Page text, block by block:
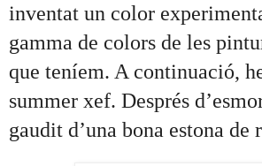
inventat un color
gamma de colors de les
que teníem. A continuació,
summer xef. Després
gaudit d’una bona estona de